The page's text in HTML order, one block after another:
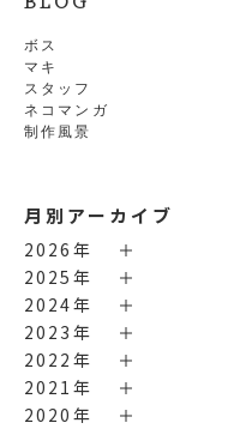
ボス
マキ
スタッフ
ネコマンガ
制作風景
月別アーカイブ
2026年
2025年
2024年
2023年
2022年
2021年
2020年